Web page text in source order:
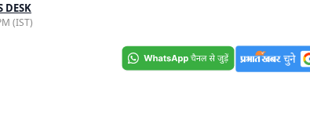
DESK
(IST)